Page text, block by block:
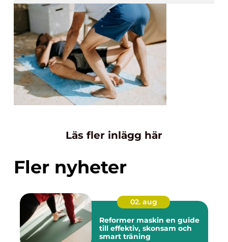
Läs fler inlägg här
Fler nyheter
02. aug
Reformer maskin en guide
till effektiv, skonsam och
smart träning